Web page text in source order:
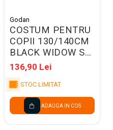
Godan
COSTUM PENTRU
COPII 130/140CM
BLACK WIDOW SL-
BW13
136,90 Lei
STOC LIMITAT
ADAUGA IN COS